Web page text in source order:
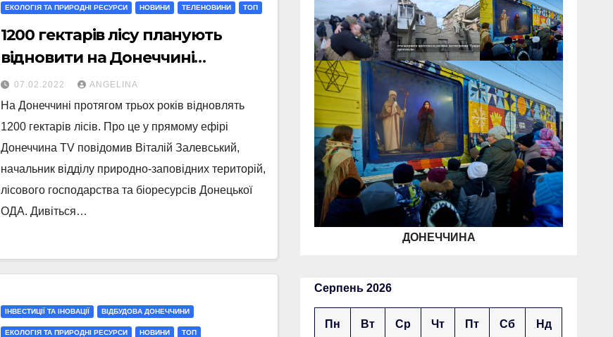
ЕКОЛОГІЯ ТА ПРИРОДНІ РЕСУРСИ НОВИНИ ТЕЛЕНОВИНИ ТОП
1200 гектарів лісу планують
відновити на Донеччині
протягом трьох років
07.02.2022 ANGELINA
На Донеччині протягом трьох років відновлять
1200 гектарів лісів. Про це у прямому ефірі
Донеччина TV повідомив Віталій Залевський,
начальник відділу природно-заповідних територій,
лісового господарства та біоресурсів Донецької
ОДА. Дивіться…
ІНВЕСТИЦІЇ ТА ІНОВАЦІЇ ВІДБУДОВА ДОНЕЧЧИНИ
ЕКОЛОГІЯ ТА ПРИРОДНІ РЕСУРСИ НОВИНИ ТОП
ДОНЕЧЧИНА
Серпень 2026
Пн Вт Ср Чт Пт Сб Нд